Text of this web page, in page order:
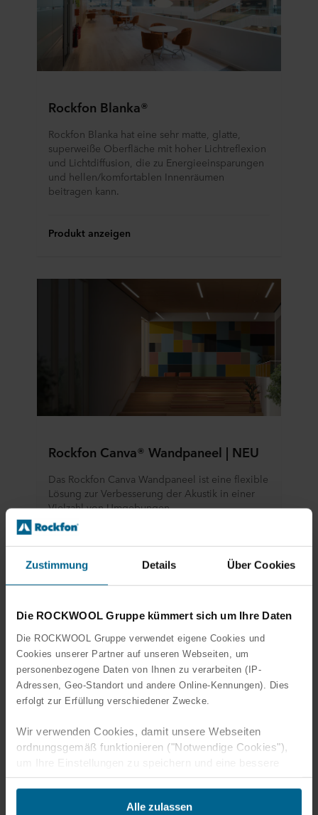
Zustimmung Details Über Cookies
Die ROCKWOOL Gruppe kümmert sich um Ihre Daten
Die ROCKWOOL Gruppe verwendet eigene Cookies und
Cookies unserer Partner auf unseren Webseiten, um
personenbezogene Daten von Ihnen zu verarbeiten (IP-
Adressen, Geo-Standort und andere Online-Kennungen). Dies
erfolgt zur Erfüllung verschiedener Zwecke.
Wir verwenden Cookies, damit unsere Webseiten
ordnungsgemäß funktionieren ("Notwendige Cookies"),
Benutzererfahrung für Sie zu schaffen ("Funktionale
Cookies"), um Ihr Verhalten zu analysieren mit dem Ziel
unsere Websiten zu optimieren ("Statistische Cookies")
Alle zulassen
Rockfon Blanka®
Rockfon Blanka hat eine sehr matte, glatte,
superweiße Oberfläche mit hoher Lichtreflexion
und Lichtdiffusion, die zu Energieeinsparungen
und hellen/komfortablen Innenräumen
beitragen kann.
Produkt anzeigen
Rockfon Canva® Wandpaneel | NEU
Das Rockfon Canva Wandpaneel ist eine flexible
Lösung zur Verbesserung der Akustik in einer
Vielzahl von Umgebungen.
Produkt anzeigen
Plattform, um Räume zu gliedern und